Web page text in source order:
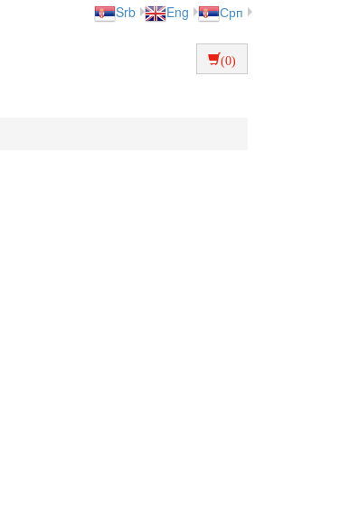
Srb Eng Срп
(0)